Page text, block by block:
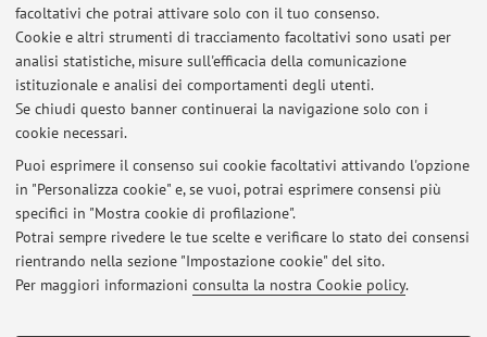
facoltativi che potrai attivare solo con il tuo consenso.
Cookie e altri strumenti di tracciamento facoltativi sono usati per
analisi statistiche, misure sull'efficacia della comunicazione
istituzionale e analisi dei comportamenti degli utenti.
Se chiudi questo banner continuerai la navigazione solo con i
cookie necessari.
Puoi esprimere il consenso sui cookie facoltativi attivando l'opzione
in "Personalizza cookie" e, se vuoi, potrai esprimere consensi più
specifici in "Mostra cookie di profilazione".
Potrai sempre rivedere le tue scelte e verificare lo stato dei consensi
rientrando nella sezione "Impostazione cookie" del sito.
Per maggiori informazioni consulta la nostra Cookie policy.
Corso:
Laurea in Economia aziendale
Periodo delle lezioni: dal 14 settembre 2026 al 14 ottobre
2026
Ultimi avvisi
Al momento non sono presenti avvisi.